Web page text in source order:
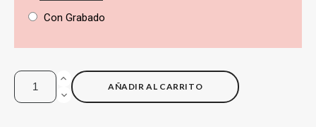
Con Grabado
AÑADIR AL CARRITO